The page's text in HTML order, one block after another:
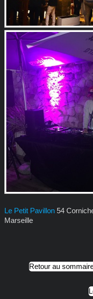
Le Petit Pavillon54
Marseille
Retour au